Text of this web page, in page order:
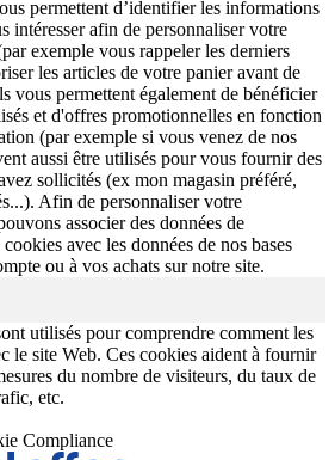
permettent d’identifier les informations
intéresser afin de personnaliser votre
exemple vous rappeler les derniers
les articles de votre panier avant de
vous permettent également de bénéficier
et d'offres promotionnelles en fonction
(par exemple si vous venez de nos
aussi être utilisés pour vous fournir des
sollicités (ex mon magasin préféré,
Afin de personnaliser votre
associer des données de
avec les données de nos bases
ou à vos achats sur notre site.
utilisés pour comprendre comment les
le site Web. Ces cookies aident à fournir
du nombre de visiteurs, du taux de
etc.
Compliance